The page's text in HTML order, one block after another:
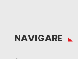
NAVIGARE